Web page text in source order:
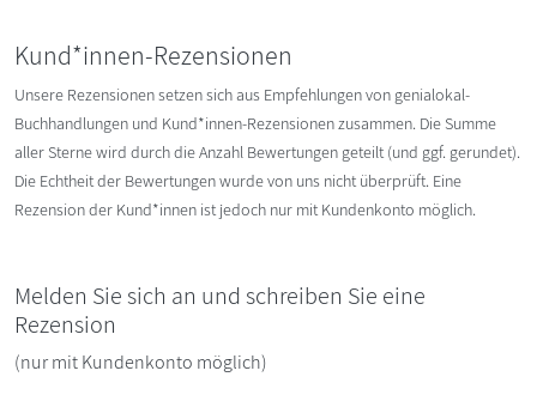
Kund*innen-Rezensionen
Unsere Rezensionen setzen sich aus Empfehlungen von genialokal-
Buchhandlungen und Kund*innen-Rezensionen zusammen. Die Summe
aller Sterne wird durch die Anzahl Bewertungen geteilt (und ggf. gerundet).
Die Echtheit der Bewertungen wurde von uns nicht überprüft. Eine
Rezension der Kund*innen ist jedoch nur mit Kundenkonto möglich.
Melden Sie sich an und schreiben Sie eine
Rezension
(nur mit Kundenkonto möglich)